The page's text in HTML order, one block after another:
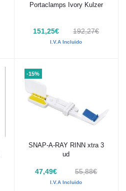
Añadir al carrito
Portaclamps Ivory Kulzer
151,25€ 192,27€
I.V.A Incluido
-15%
Añadir al carrito
SNAP-A-RAY RINN xtra 3
ud
47,49€ 55,88€
I.V.A Incluido